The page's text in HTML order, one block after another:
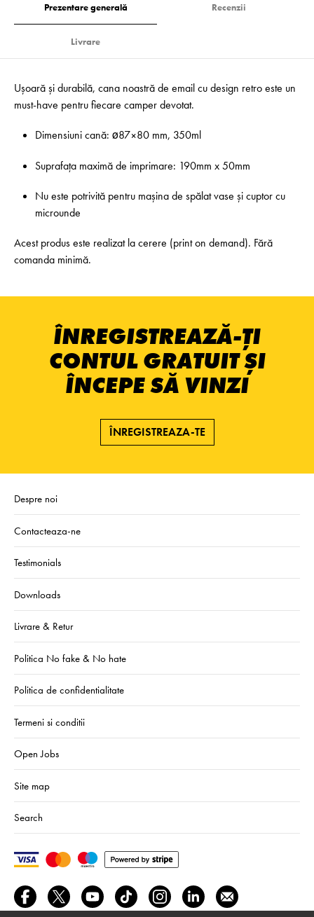
Prezentare generală Recenzii
Livrare
Ușoară și durabilă, cana noastră de email cu design retro este un
must-have pentru fiecare camper devotat.
Dimensiuni cană: ø87×80 mm, 350ml
Suprafața maximă de imprimare: 190mm x 50mm
Nu este potrivită pentru mașina de spălat vase și cuptor cu
microunde
Acest produs este realizat la cerere (print on demand). Fără
comanda minimă.
ÎNREGISTREAZĂ-ȚI
CONTUL GRATUIT ȘI
ÎNCEPE SĂ VINZI
ÎNREGISTREAZA-TE
Despre noi
Contacteaza-ne
Testimonials
Downloads
Livrare & Retur
Politica No fake & No hate
Politica de confidentialitate
Termeni si conditii
Open Jobs
Site map
Search